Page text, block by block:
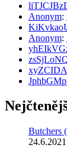
Anonym:
Anonym:
Butchers
24.6.2021